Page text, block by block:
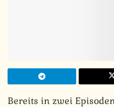
Bereits in zwei